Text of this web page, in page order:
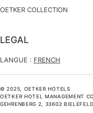
OETKER COLLECTION
LEGAL
LANGUE : FRENCH
© 2025, OETKER HOTELS
OETKER HOTEL MANAGEMENT
GEHRENBERG 2, 33602